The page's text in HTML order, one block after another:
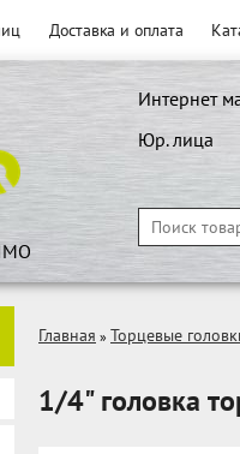
Доставка и оплата
Интернет
Юр. лица
Главная » Торцевые
1/4" головка